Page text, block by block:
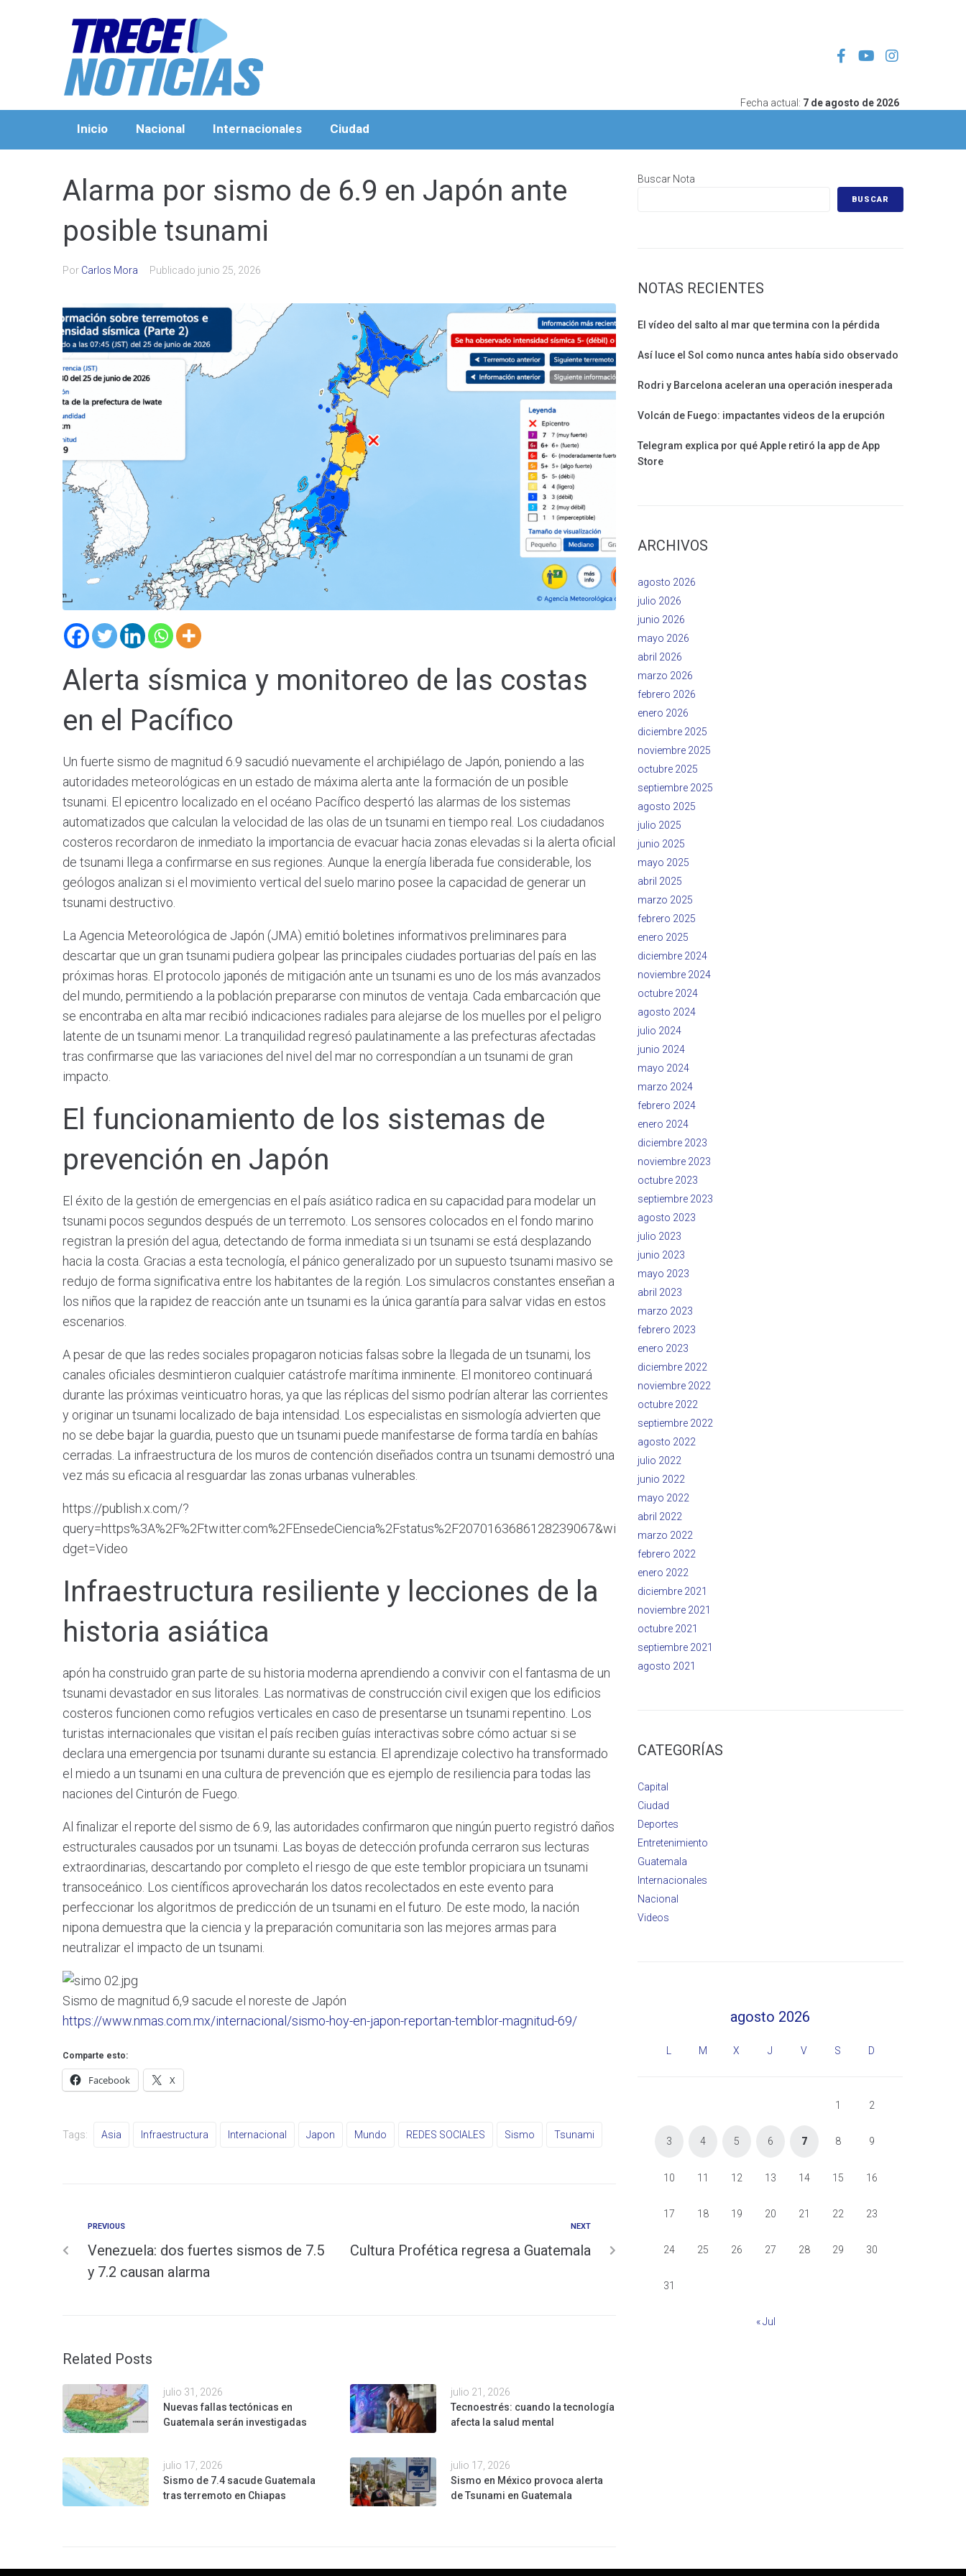
Fecha actual: 7 de agosto de 2026
Inicio Nacional Internacionales Ciudad
Alarma por sismo de 6.9 en Japón ante
posible tsunami
Por Carlos Mora Publicado junio 25, 2026
Alerta sísmica y monitoreo de las costas
en el Pacífico
Un fuerte sismo de magnitud 6.9 sacudió nuevamente el archipiélago de Japón, poniendo a las
autoridades meteorológicas en un estado de máxima alerta ante la formación de un posible
tsunami. El epicentro localizado en el océano Pacífico despertó las alarmas de los sistemas
automatizados que calculan la velocidad de las olas de un tsunami en tiempo real. Los ciudadanos
costeros recordaron de inmediato la importancia de evacuar hacia zonas elevadas si la alerta oficial
de tsunami llega a confirmarse en sus regiones. Aunque la energía liberada fue considerable, los
geólogos analizan si el movimiento vertical del suelo marino posee la capacidad de generar un
tsunami destructivo.
La Agencia Meteorológica de Japón (JMA) emitió boletines informativos preliminares para
descartar que un gran tsunami pudiera golpear las principales ciudades portuarias del país en las
próximas horas. El protocolo japonés de mitigación ante un tsunami es uno de los más avanzados
del mundo, permitiendo a la población prepararse con minutos de ventaja. Cada embarcación que
se encontraba en alta mar recibió indicaciones radiales para alejarse de los muelles por el peligro
latente de un tsunami menor. La tranquilidad regresó paulatinamente a las prefecturas afectadas
tras confirmarse que las variaciones del nivel del mar no correspondían a un tsunami de gran
impacto.
El funcionamiento de los sistemas de
prevención en Japón
El éxito de la gestión de emergencias en el país asiático radica en su capacidad para modelar un
tsunami pocos segundos después de un terremoto. Los sensores colocados en el fondo marino
registran la presión del agua, detectando de forma inmediata si un tsunami se está desplazando
hacia la costa. Gracias a esta tecnología, el pánico generalizado por un supuesto tsunami masivo se
redujo de forma significativa entre los habitantes de la región. Los simulacros constantes enseñan a
los niños que la rapidez de reacción ante un tsunami es la única garantía para salvar vidas en estos
escenarios.
A pesar de que las redes sociales propagaron noticias falsas sobre la llegada de un tsunami, los
canales oficiales desmintieron cualquier catástrofe marítima inminente. El monitoreo continuará
durante las próximas veinticuatro horas, ya que las réplicas del sismo podrían alterar las corrientes
y originar un tsunami localizado de baja intensidad. Los especialistas en sismología advierten que
no se debe bajar la guardia, puesto que un tsunami puede manifestarse de forma tardía en bahías
cerradas. La infraestructura de los muros de contención diseñados contra un tsunami demostró una
vez más su eficacia al resguardar las zonas urbanas vulnerables.
https://publish.x.com/?
query=https%3A%2F%2Ftwitter.com%2FEnsedeCiencia%2Fstatus%2F2070163686128239067&wi
dget=Video
Infraestructura resiliente y lecciones de la
historia asiática
apón ha construido gran parte de su historia moderna aprendiendo a convivir con el fantasma de un
tsunami devastador en sus litorales. Las normativas de construcción civil exigen que los edificios
costeros funcionen como refugios verticales en caso de presentarse un tsunami repentino. Los
turistas internacionales que visitan el país reciben guías interactivas sobre cómo actuar si se
declara una emergencia por tsunami durante su estancia. El aprendizaje colectivo ha transformado
el miedo a un tsunami en una cultura de prevención que es ejemplo de resiliencia para todas las
naciones del Cinturón de Fuego.
Al finalizar el reporte del sismo de 6.9, las autoridades confirmaron que ningún puerto registró daños
estructurales causados por un tsunami. Las boyas de detección profunda cerraron sus lecturas
extraordinarias, descartando por completo el riesgo de que este temblor propiciara un tsunami
transoceánico. Los científicos aprovecharán los datos recolectados en este evento para
perfeccionar los algoritmos de predicción de un tsunami en el futuro. De este modo, la nación
nipona demuestra que la ciencia y la preparación comunitaria son las mejores armas para
neutralizar el impacto de un tsunami.
Sismo de magnitud 6,9 sacude el noreste de Japón
https://www.nmas.com.mx/internacional/sismo-hoy-en-japon-reportan-temblor-magnitud-69/
Comparte esto:
Facebook X
Tags: Asia Infraestructura Internacional Japon Mundo REDES SOCIALES Sismo Tsunami
PREVIOUS
Venezuela: dos fuertes sismos de 7.5
y 7.2 causan alarma
NEXT
Cultura Profética regresa a Guatemala
Related Posts
julio 31, 2026
Nuevas fallas tectónicas en
Guatemala serán investigadas
julio 21, 2026
Tecnoestrés: cuando la tecnología
afecta la salud mental
julio 17, 2026
Sismo de 7.4 sacude Guatemala
tras terremoto en Chiapas
julio 17, 2026
Sismo en México provoca alerta
de Tsunami en Guatemala
Buscar Nota
BUSCAR
NOTAS RECIENTES
El vídeo del salto al mar que termina con la pérdida
Así luce el Sol como nunca antes había sido observado
Rodri y Barcelona aceleran una operación inesperada
Volcán de Fuego: impactantes videos de la erupción
Telegram explica por qué Apple retiró la app de App
Store
ARCHIVOS
agosto 2026
julio 2026
junio 2026
mayo 2026
abril 2026
marzo 2026
febrero 2026
enero 2026
diciembre 2025
noviembre 2025
octubre 2025
septiembre 2025
agosto 2025
julio 2025
junio 2025
mayo 2025
abril 2025
marzo 2025
febrero 2025
enero 2025
diciembre 2024
noviembre 2024
octubre 2024
agosto 2024
julio 2024
junio 2024
mayo 2024
marzo 2024
febrero 2024
enero 2024
diciembre 2023
noviembre 2023
octubre 2023
septiembre 2023
agosto 2023
julio 2023
junio 2023
mayo 2023
abril 2023
marzo 2023
febrero 2023
enero 2023
diciembre 2022
noviembre 2022
octubre 2022
septiembre 2022
agosto 2022
julio 2022
junio 2022
mayo 2022
abril 2022
marzo 2022
febrero 2022
enero 2022
diciembre 2021
noviembre 2021
octubre 2021
septiembre 2021
agosto 2021
CATEGORÍAS
Capital
Ciudad
Deportes
Entretenimiento
Guatemala
Internacionales
Nacional
Videos
agosto 2026
M X J V S D
1 2
3 4 5 6 7 8 9
10 11 12 13 14 15 16
17 18 19 20 21 22 23
24 25 26 27 28 29 30
31
« Jul